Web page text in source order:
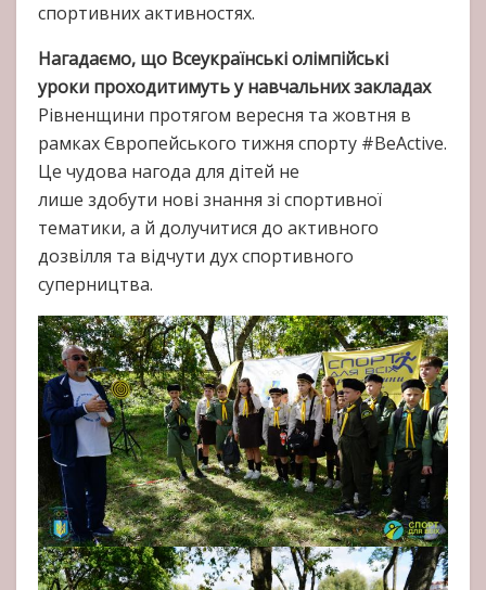
спортивних активностях.
Нагадаємо, що Всеукраїнські олімпійські
уроки проходитимуть у навчальних закладах
Рівненщини протягом вересня та жовтня в
рамках Європейського тижня спорту #BeActive.
Це чудова нагода для дітей не
лише здобути нові знання зі спортивної
тематики, а й долучитися до активного
дозвілля та відчути дух спортивного
суперництва.